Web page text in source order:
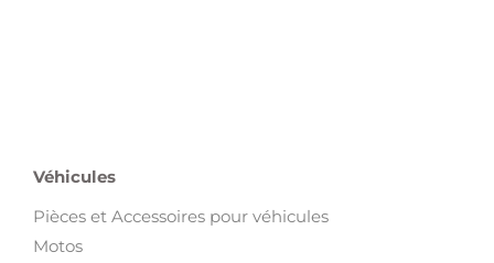
Véhicules
Pièces et Accessoires pour véhicules
Motos